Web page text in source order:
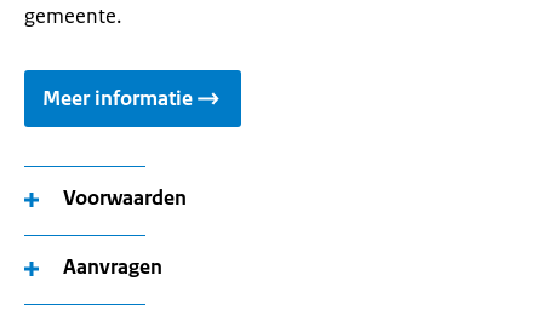
gemeente.
Meer informatie
Voorwaarden
Aanvragen